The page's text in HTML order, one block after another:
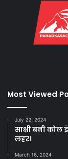
Most Viewed
July 22, 2024
साक्षी बनी कोल
लहर।
March 16, 2024